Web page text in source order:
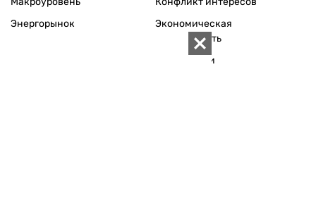
Энергорынок
Экономическая
безопасность
Персоналии